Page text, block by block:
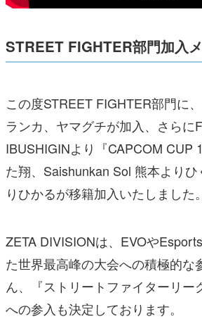
STREET FIGHTER部門加入
この度STREET FIGHTER部門に
ランカ、ヤマグチが加入、さらに
IBUSHIGINより『CAPCOM CUP
た翔、Saishunkan Sol 熊本よりひ
りひかるが移籍加入いたしました。
ZETA DIVISIONは、EVOや
た世界最高峰の大会への積極的な
ん、『ストリートファイターリー
への参入も決定しております。